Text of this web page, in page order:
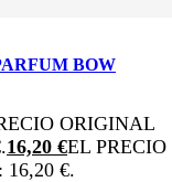
BOW
ORIGINAL
16,20 €EL PRECIO
16,20 €.